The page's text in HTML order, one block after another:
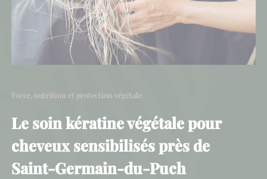
Force, nutrition et protection végétale
Le soin kératine végétale pour
cheveux sensibilisés près de
Saint-Germain-du-Puch